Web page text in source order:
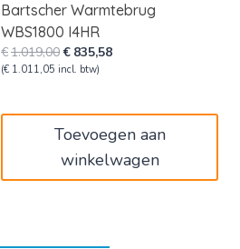
Bartscher Warmtebrug
WBS1800 I4HR
€1.019,00Oorspronkelijke
prijs
€ 835,58Huidige
(€ 1.011,05 incl. btw)
Toevoegen aan
winkelwagen